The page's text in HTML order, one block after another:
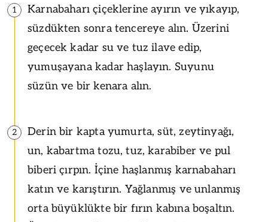
1
Karnabaharı çiçeklerine ayırın ve yıkayıp,
süzdükten sonra tencereye alın. Üzerini
geçecek kadar su ve tuz ilave edip,
yumuşayana kadar haşlayın. Suyunu
süzün ve bir kenara alın.
2
Derin bir kapta yumurta, süt, zeytinyağı,
un, kabartma tozu, tuz, karabiber ve pul
biberi çırpın. İçine haşlanmış karnabaharı
katın ve karıştırın. Yağlanmış ve unlanmış
orta büyüklükte bir fırın kabına boşaltın.